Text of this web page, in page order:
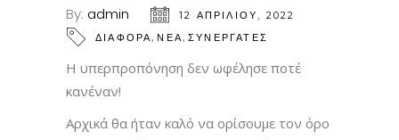
By: admin
12 ΑΠΡΙΛΊΟΥ, 2022
ΔΙΑΦΟΡΑ,ΝΕΑ,ΣΥΝΕΡΓΑΤΕΣ
Η υπερπροπόνηση δεν ωφέλησε ποτέ
κανέναν!
Αρχικά θα ήταν καλό να ορίσουμε τον όρο